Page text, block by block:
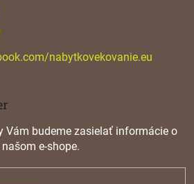
nabytkovekovanie.eu
Vám budeme zasielať informácie o
e-shope.